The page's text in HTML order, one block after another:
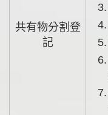
共有物分割登
記
6. 土地增值稅及契稅繳(免)納收
7. 主管機關核准或同意證明文